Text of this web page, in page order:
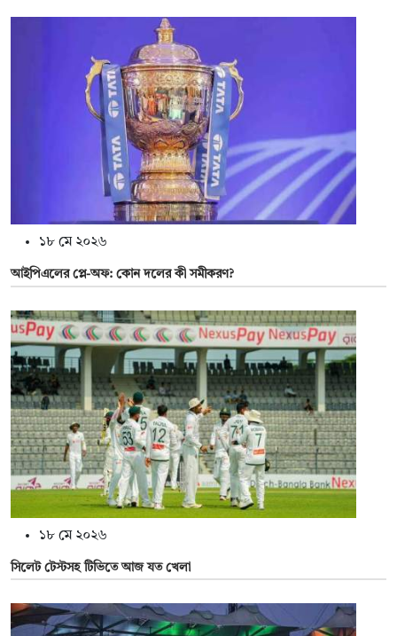
১৮ মে ২০২৬
আইপিএলের প্লে-অফ: কোন দলের কী সমীকরণ?
১৮ মে ২০২৬
সিলেট টেস্টসহ টিভিতে আজ যত খেলা